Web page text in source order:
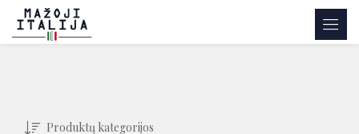
Produktų kategorijos